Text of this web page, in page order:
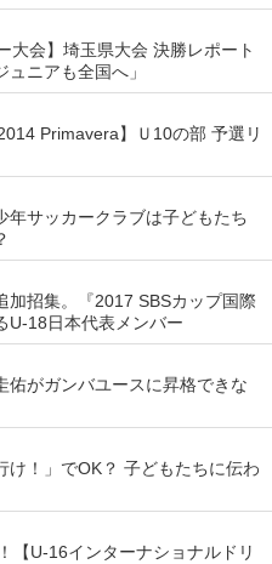
大会】埼玉県大会 決勝レポート
ュニアも全国へ」
Primavera】Ｕ10の部 予選リ
年サッカークラブは子どもたち
加招集。『2017 SBSカップ国際
U-18日本代表メンバー
がガンバユースに昇格できな
け！」でOK？ 子どもたちに伝わ
【U-16インターナショナルドリ